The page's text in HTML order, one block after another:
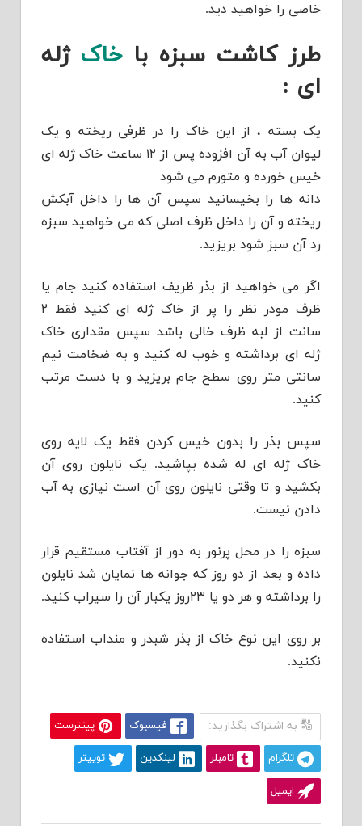
خاصی را خواهید دید.
طرز کاشت سبزه باخاک ژله
ای :
یک بسته ، از این خاک را در ظرفی ریخته و یک
لیوان آب به آن افزوده پس از ۱۲ ساعت خاک ژله ای
خیس خورده و متورم می شود
دانه ها را بخیسانید سپس آن ها را داخل آبکش
ریخته و آن را داخل ظرف اصلی که می خواهید سبزه
رد آن سبز شود بریزید.
اگر می خواهید از بذر ظریف استفاده کنید جام یا
ظرف مودر نظر را پر از خاک ژله ای کنید فقط ۲
سانت از لبه ظرف خالی باشد سپس مقداری خاک
ژله ای برداشته و خوب له کنید و به ضخامت نیم
سانتی متر روی سطح جام بریزید و با دست مرتب
کنید.
سپس بذر را بدون خیس کردن فقط یک لایه روی
خاک ژله ای له شده بپاشید. یک نایلون روی آن
بکشید و تا وقتی نایلون روی آن است نیازی به آب
دادن نیست.
سبزه را در محل پرنور به دور از آفتاب مستقیم قرار
داده و بعد از دو روز که جوانه ها نمایان شد نایلون
را برداشته و هر دو یا ۲۳روز یکبار آن را سیراب کنید.
بر روی این نوع خاک از بذر شبدر و منداب استفاده
نکنید.
به اشتراک بگذارید: فیسبوک پینترست
تلگرام تامبلر لینکدین توییتر
ایمیل